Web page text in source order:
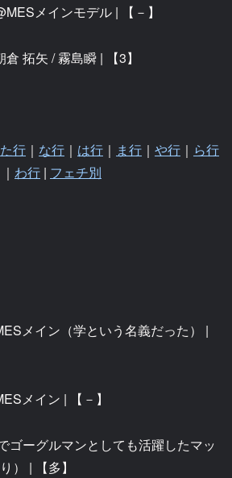
メインモデル | 【－】
倉 拓矢 / 霧島瞬 | 【3】
た行 ｜ な行 ｜ は行 ｜ ま行 ｜ や行 ｜ ら行
｜ わ行 | フェチ別
メイン（学という名義だった） |
メイン | 【－】
ゴーグルマンとしても活躍したマッ
） | 【多】